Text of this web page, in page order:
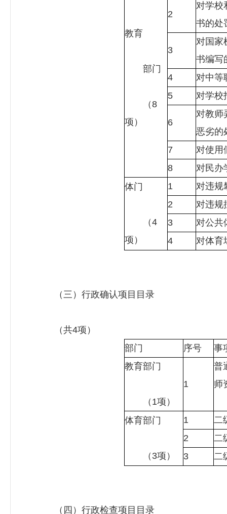
教育
部门
（8
项）
2
对学校
书的处
3
对国家
书编写
4
对中等
5
对学校
6
对教师
恶劣的
7
对使用
8
对民办
体门
（4
项）
1
对违规
2
对违规
3
对公共
4
对体育
（三）行政确认项目目录
（共4项）
部门
序号
事
教育部门
（1项）
1
普
师
体育部门
（3项）
1
二
2
二
3
二
（四）行政检查项目目录